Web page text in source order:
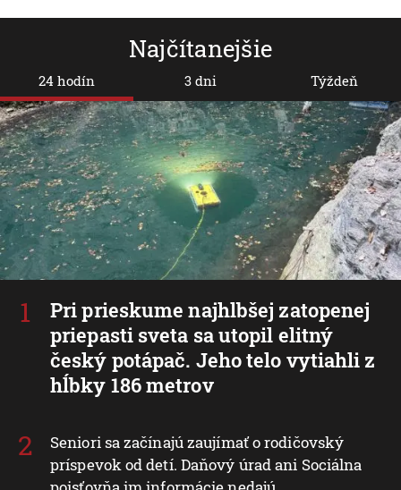
Najčítanejšie
24 hodín
Pri prieskume najhlbšej zatopenej
priepasti sveta sa utopil elitný
český potápač. Jeho telo vytiahli z
hĺbky 186 metrov
Seniori sa začínajú zaujímať o rodičovský
príspevok od detí. Daňový úrad ani Sociálna
3 dni Týždeň